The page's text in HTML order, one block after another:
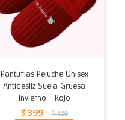
Pantuflas Peluche Unisex
Antidesliz Suela Gruesa
Invierno - Rojo
$ 399 $ 469